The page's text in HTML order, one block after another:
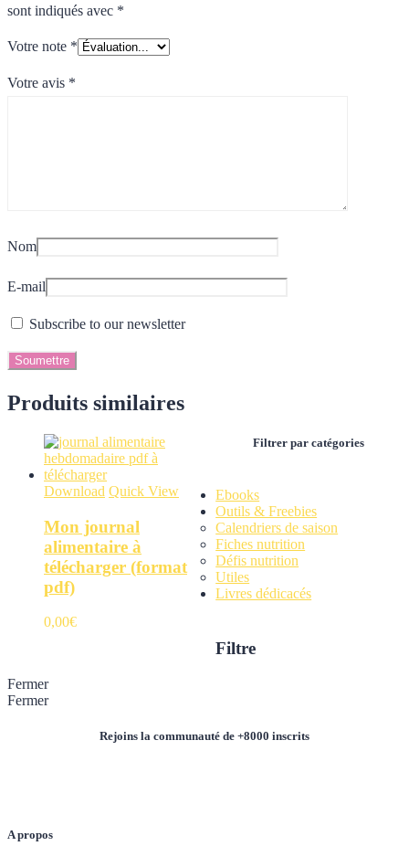
sont indiqués avec *
Votre note *
Votre avis *
Nom
E-mail
Subscribe to our newsletter
Produits similaires
Download Quick View
Mon journal
alimentaire à
télécharger (format
pdf)
0,00€
Filtrer par catégories
Ebooks
Outils & Freebies
Calendriers de saison
Fiches nutrition
Défis nutrition
Utiles
Livres dédicacés
Filtre
Fermer
Fermer
Rejoins la communauté de +8000 inscrits
A propos